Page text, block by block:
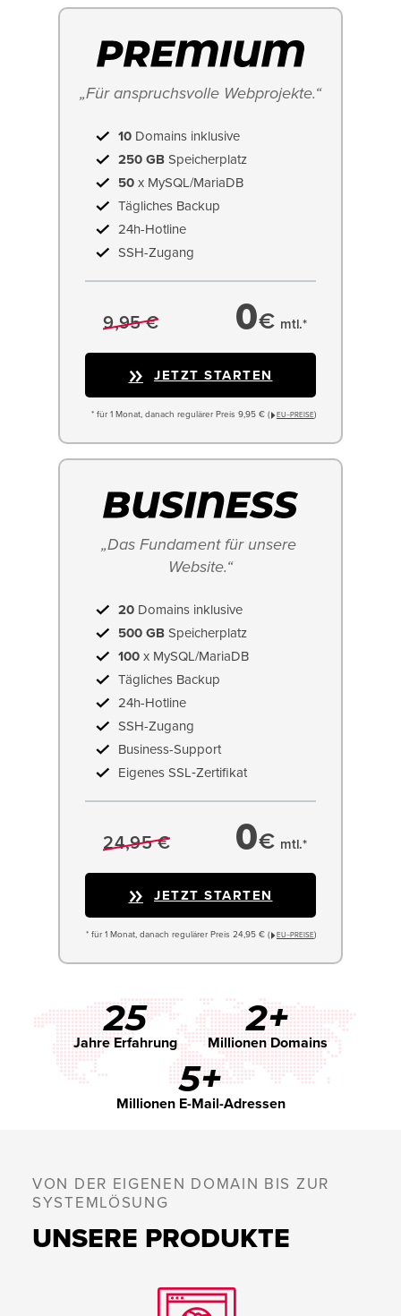
„Für anspruchsvolle Webprojekte.“
10 Domains inklusive
250 GB Speicherplatz
50 x MySQL/MariaDB
Tägliches Backup
24h-Hotline
SSH-Zugang
9,95 € 0€ mtl.*
JETZT STARTEN
* für 1 Monat, danach regulärer Preis 9,95 € ( EU−PREISE)
„Das Fundament für unsere
Website.“
20 Domains inklusive
500 GB Speicherplatz
100 x MySQL/MariaDB
Tägliches Backup
24h-Hotline
SSH-Zugang
Business-Support
Eigenes SSL‑Zertifikat
24,95 € 0€ mtl.*
JETZT STARTEN
* für 1 Monat, danach regulärer Preis 24,95 € ( EU−PREISE)
25
Jahre Erfahrung
2+
Millionen Domains
5+
Millionen E-Mail-Adressen
VON DER EIGENEN DOMAIN BIS ZUR
SYSTEMLÖSUNG
UNSERE PRODUKTE